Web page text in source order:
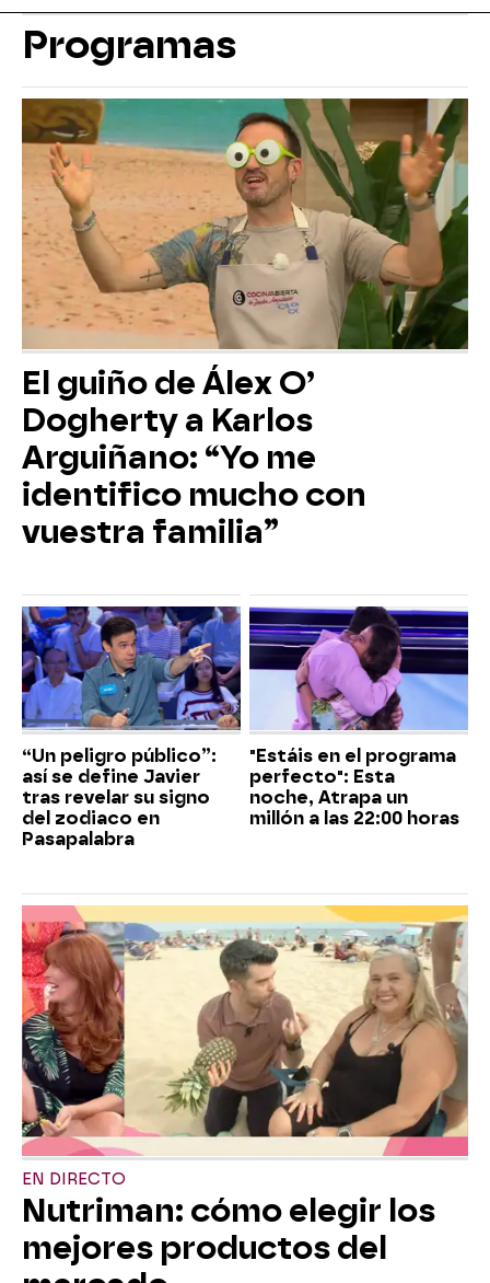
Programas
El guiño de Álex O’
Dogherty a Karlos
Arguiñano: “Yo me
identifico mucho con
vuestra familia”
“Un peligro público”:
así se define Javier
tras revelar su signo
del zodiaco en
Pasapalabra
"Estáis en el programa
perfecto": Esta
noche, Atrapa un
millón a las 22:00 horas
EN DIRECTO
Nutriman: cómo elegir los
mejores productos del